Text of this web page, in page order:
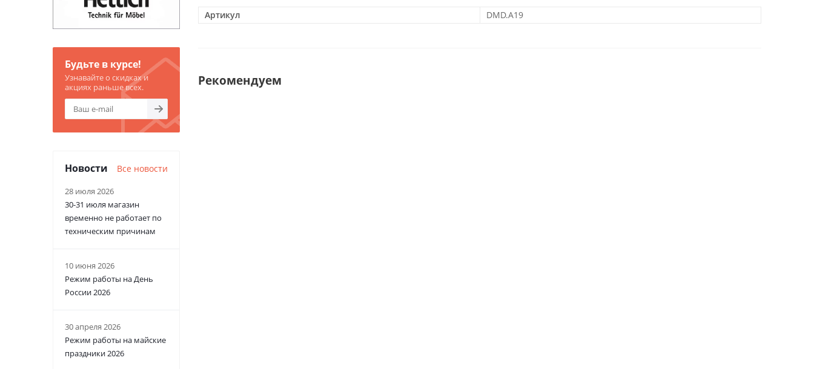
Артикул DMD.A19
Рекомендуем
Будьте в курсе!
Узнавайте о скидках и
акциях раньше всех.
Новости Все новости
28 июля 2026
30-31 июля магазин
временно не работает по
техническим причинам
10 июня 2026
Режим работы на День
России 2026
30 апреля 2026
Режим работы на майские
праздники 2026